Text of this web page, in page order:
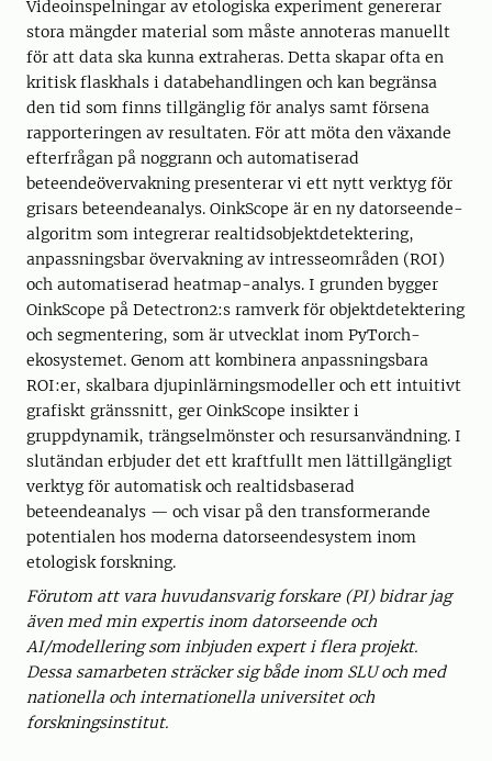
Videoinspelningar av etologiska experiment genererar
stora mängder material som måste annoteras manuellt
för att data ska kunna extraheras. Detta skapar ofta en
kritisk flaskhals i databehandlingen och kan begränsa
den tid som finns tillgänglig för analys samt försena
rapporteringen av resultaten. För att möta den växande
efterfrågan på noggrann och automatiserad
beteendeövervakning presenterar vi ett nytt verktyg för
grisars beteendeanalys. OinkScope är en ny datorseende-
algoritm som integrerar realtidsobjektdetektering,
anpassningsbar övervakning av intresseområden (ROI)
och automatiserad heatmap-analys. I grunden bygger
OinkScope på Detectron2:s ramverk för objektdetektering
och segmentering, som är utvecklat inom PyTorch-
ekosystemet. Genom att kombinera anpassningsbara
ROI:er, skalbara djupinlärningsmodeller och ett intuitivt
grafiskt gränssnitt, ger OinkScope insikter i
gruppdynamik, trängselmönster och resursanvändning. I
slutändan erbjuder det ett kraftfullt men lättillgängligt
verktyg för automatisk och realtidsbaserad
beteendeanalys — och visar på den transformerande
potentialen hos moderna datorseendesystem inom
etologisk forskning.
Förutom att vara huvudansvarig forskare (PI) bidrar jag
även med min expertis inom datorseende och
AI/modellering som inbjuden expert i flera projekt.
Dessa samarbeten sträcker sig både inom SLU och med
nationella och internationella universitet och
forskningsinstitut.